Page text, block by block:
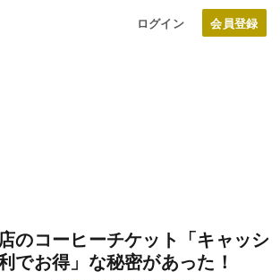
ログイン
のコーヒーチケット「キャッシ
でお得」な秘密があった！